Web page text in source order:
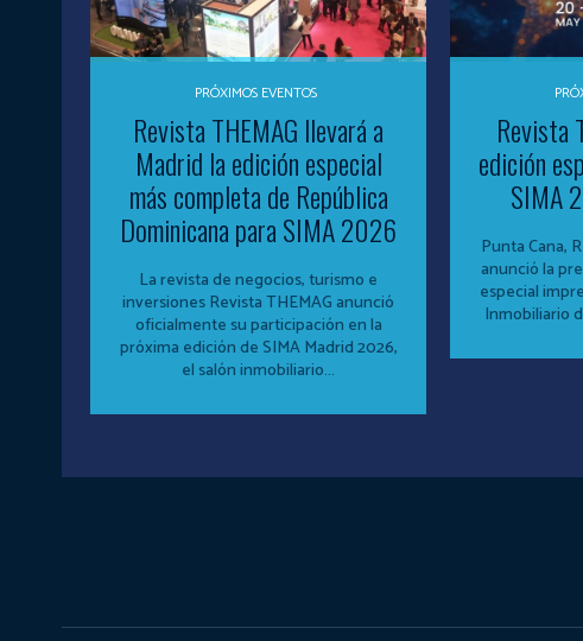
PRÓXIMOS EVENTOS
Revista THEMAG llevará a
Madrid la edición especial
más completa de República
Dominicana para SIMA 2026
La revista de negocios, turismo e
inversiones Revista THEMAG anunció
oficialmente su participación en la
próxima edición de SIMA Madrid 2026,
el salón inmobiliario...
Revista
edición
SIMA
Punta Cana,
anunció la
especial
Inmobiliario